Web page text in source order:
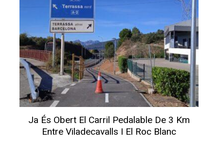
Ja És Obert El Carril Pedalable De 3 Km
Entre Viladecavalls I El Roc Blanc